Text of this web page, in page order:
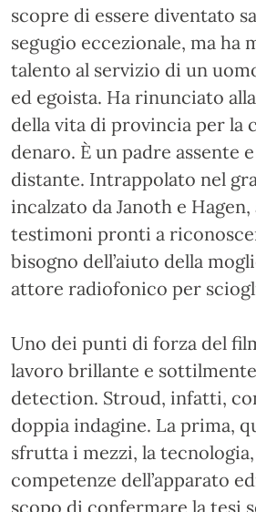
scopre di essere diventato
segugio eccezionale, ma ha
talento al servizio di un
ed egoista. Ha rinunciato
della vita di provincia per la
denaro. È un padre assente
distante. Intrappolato nel
incalzato da Janoth e Hagen,
testimoni pronti a
bisogno dell’aiuto della
attore radiofonico per
Uno dei punti di forza del
lavoro brillante e
detection. Stroud, infatti,
doppia indagine. La prima,
sfrutta i mezzi, la
competenze dell’apparato
scopo di confermare la tesi